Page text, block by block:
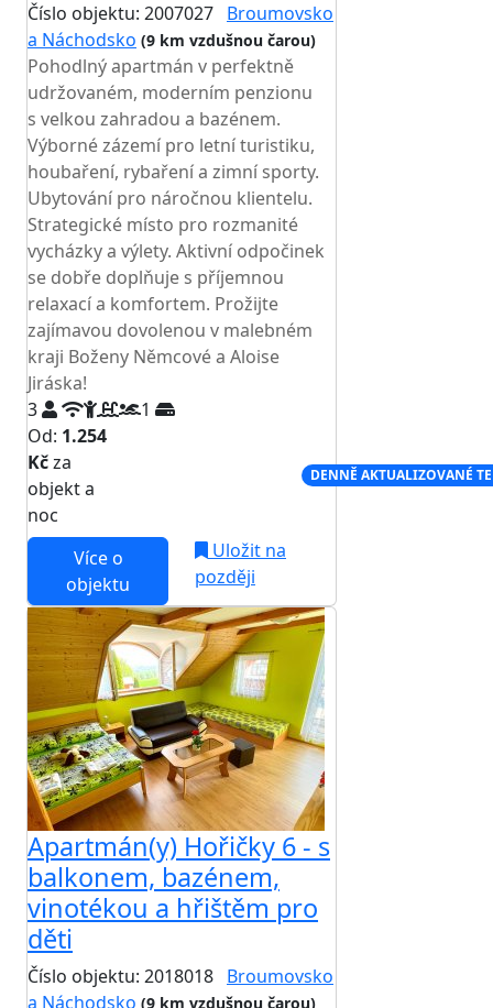
Číslo objektu: 2007027 Broumovsko
a Náchodsko (9 km vzdušnou čarou)
Pohodlný apartmán v perfektně
udržovaném, moderním penzionu
s velkou zahradou a bazénem.
Výborné zázemí pro letní turistiku,
houbaření, rybaření a zimní sporty.
Ubytování pro náročnou klientelu.
Strategické místo pro rozmanité
vycházky a výlety. Aktivní odpočinek
se dobře doplňuje s příjemnou
relaxací a komfortem. Prožijte
zajímavou dovolenou v malebném
kraji Boženy Němcové a Aloise
Jiráska!
3
1
Od: 1.254
Kčza
objekt a
noc
DENNĚ AKTUALIZOVANÉ
Více o
objektu
Uložit na
později
Apartmán(y) Hořičky 6 - s
balkonem, bazénem,
vinotékou a hřištěm pro
děti
Číslo objektu: 2018018 Broumovsko
a Náchodsko (9 km vzdušnou čarou)